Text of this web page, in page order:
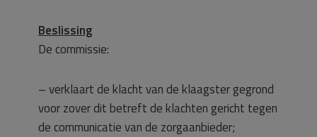
Beslissing
De commissie:
– verklaart de klacht van de klaagster gegrond
voor zover dit betreft de klachten gericht tegen
de communicatie van de zorgaanbieder;